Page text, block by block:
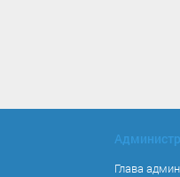
Глава